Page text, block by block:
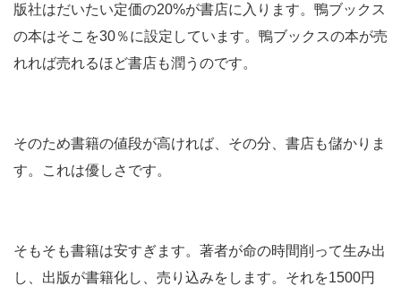
版社はだいたい定価の20%が書店に入ります。鴨ブックス
の本はそこを30％に設定しています。鴨ブックスの本が売
れれば売れるほど書店も潤うのです。
そのため書籍の値段が高ければ、その分、書店も儲かりま
す。これは優しさです。
そもそも書籍は安すぎます。著者が命の時間削って生み出
し、出版が書籍化し、売り込みをします。それを1500円